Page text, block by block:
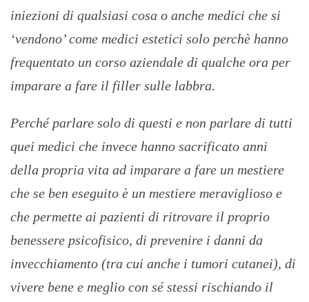
iniezioni di qualsiasi cosa o anche medici che si
‘vendono’ come medici estetici solo perchè hanno
frequentato un corso aziendale di qualche ora per
imparare a fare il filler sulle labbra.
Perché parlare solo di questi e non parlare di tutti
quei medici che invece hanno sacrificato anni
della propria vita ad imparare a fare un mestiere
che se ben eseguito è un mestiere meraviglioso e
che permette ai pazienti di ritrovare il proprio
benessere psicofisico, di prevenire i danni da
invecchiamento (tra cui anche i tumori cutanei), di
vivere bene e meglio con sé stessi rischiando il